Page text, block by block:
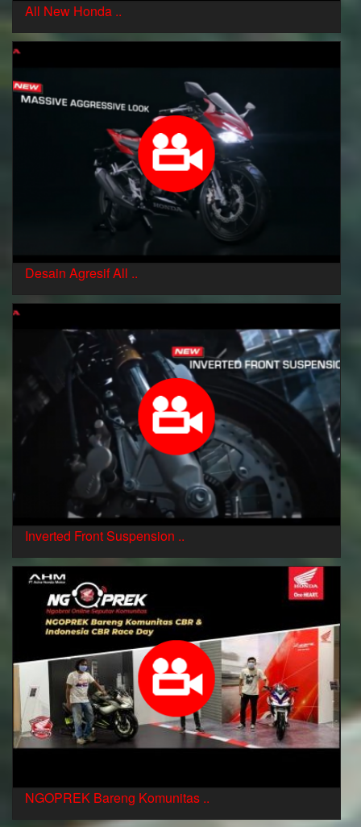
All New Honda ..
Desain Agresif All ..
Inverted Front Suspension ..
NGOPREK Bareng Komunitas ..